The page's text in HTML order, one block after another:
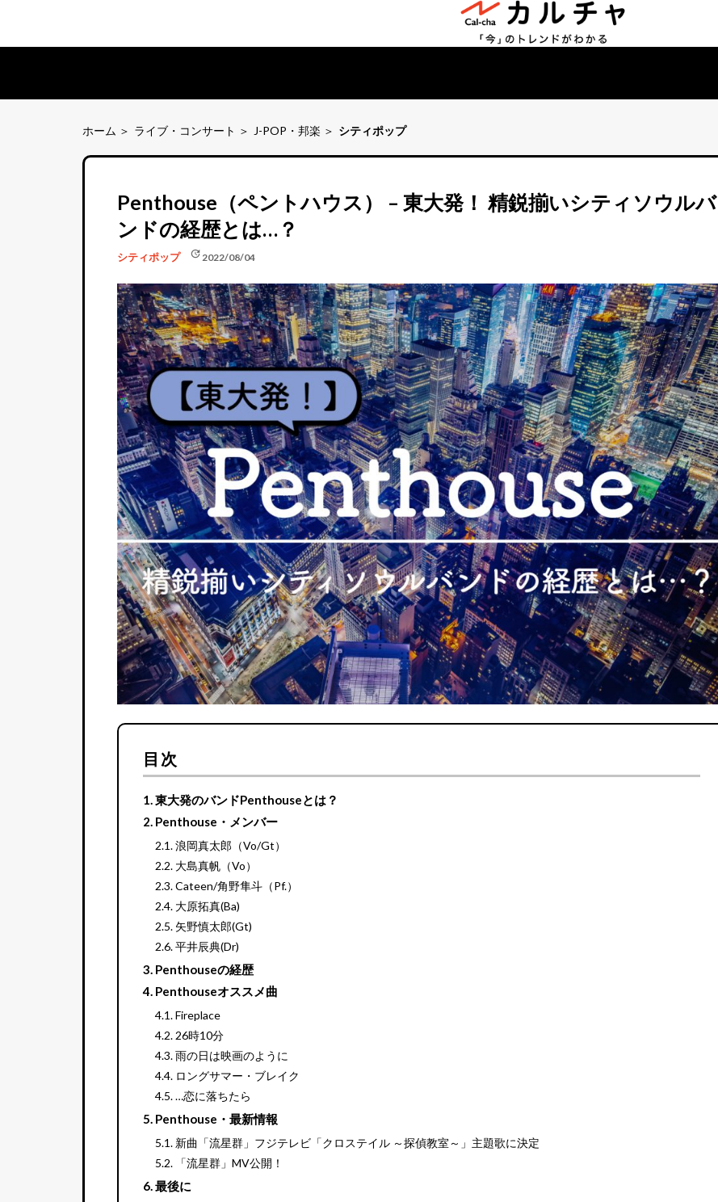
ホーム ライブ・コンサート J-POP・邦楽 シティポップ
Penthouse（ペントハウス） – 東大発！ 精鋭揃いシティソウルバ
ンドの経歴とは…？
シティポップ update2022/08/04
目次
東大発のバンドPenthouseとは？
Penthouse・メンバー
浪岡真太郎（Vo/Gt）
大島真帆（Vo）
Cateen/角野隼斗（Pf.）
大原拓真(Ba)
矢野慎太郎(Gt)
平井辰典(Dr)
Penthouseの経歴
Penthouseオススメ曲
Fireplace
26時10分
雨の日は映画のように
ロングサマー・ブレイク
…恋に落ちたら
Penthouse・最新情報
新曲「流星群」フジテレビ「クロステイル ～探偵教室～」主題歌に決定
「流星群」MV公開！
最後に